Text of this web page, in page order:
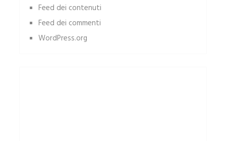
Feed dei contenuti
Feed dei commenti
WordPress.org